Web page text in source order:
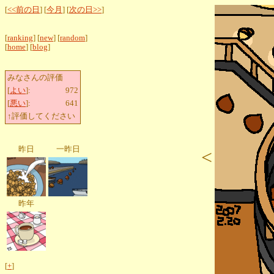
[<<前の日 ] [今月 ] [次の日>>]
[ranking] [new] [random]
[home] [blog]
みなさんの評価
[よい]:
972
[悪い]:
641
↑評価してください
昨日 一昨日
昨年
[+]
<